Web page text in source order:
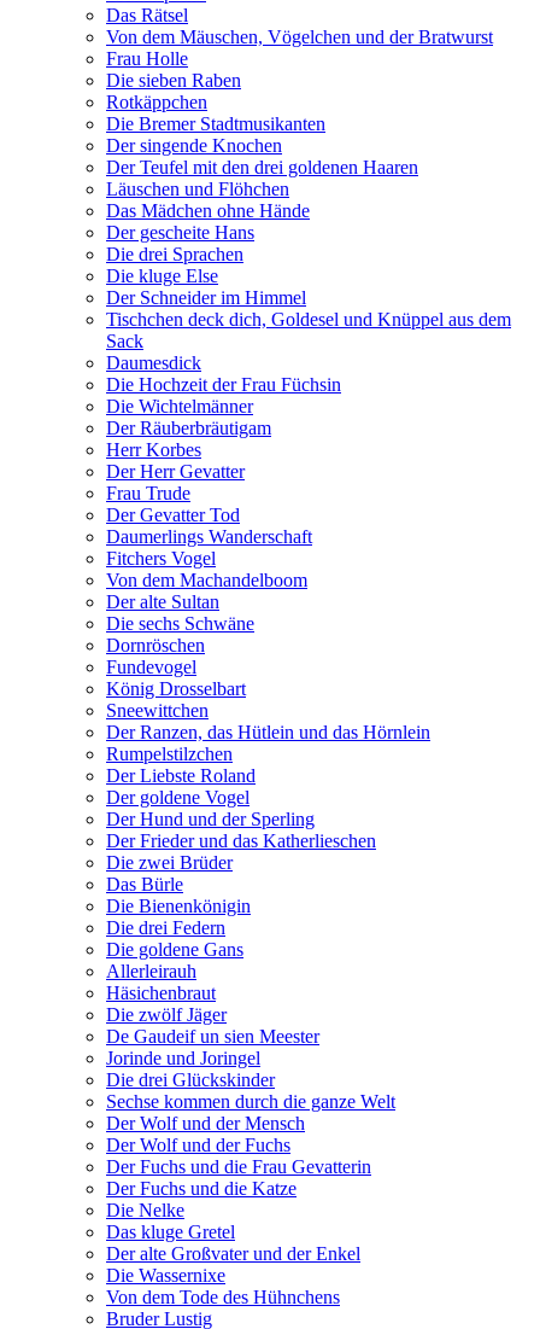
Das Rätsel
Von dem Mäuschen, Vögelchen und der Bratwurst
Frau Holle
Die sieben Raben
Rotkäppchen
Die Bremer Stadtmusikanten
Der singende Knochen
Der Teufel mit den drei goldenen Haaren
Läuschen und Flöhchen
Das Mädchen ohne Hände
Der gescheite Hans
Die drei Sprachen
Die kluge Else
Der Schneider im Himmel
Tischchen deck dich, Goldesel und Knüppel aus dem
Sack
Daumesdick
Die Hochzeit der Frau Füchsin
Die Wichtelmänner
Der Räuberbräutigam
Herr Korbes
Der Herr Gevatter
Frau Trude
Der Gevatter Tod
Daumerlings Wanderschaft
Fitchers Vogel
Von dem Machandelboom
Der alte Sultan
Die sechs Schwäne
Dornröschen
Fundevogel
König Drosselbart
Sneewittchen
Der Ranzen, das Hütlein und das Hörnlein
Rumpelstilzchen
Der Liebste Roland
Der goldene Vogel
Der Hund und der Sperling
Der Frieder und das Katherlieschen
Die zwei Brüder
Das Bürle
Die Bienenkönigin
Die drei Federn
Die goldene Gans
Allerleirauh
Häsichenbraut
Die zwölf Jäger
De Gaudeif un sien Meester
Jorinde und Joringel
Die drei Glückskinder
Sechse kommen durch die ganze Welt
Der Wolf und der Mensch
Der Wolf und der Fuchs
Der Fuchs und die Frau Gevatterin
Der Fuchs und die Katze
Die Nelke
Das kluge Gretel
Der alte Großvater und der Enkel
Die Wassernixe
Von dem Tode des Hühnchens
Bruder Lustig